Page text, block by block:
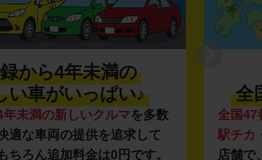
から4年未満の
い車がいっぱい♪
未満の新しいクルマを多数
適な車両の提供を追求して
ちろん追加料金は0円です。
全
全国47
駅チカ
店舗で